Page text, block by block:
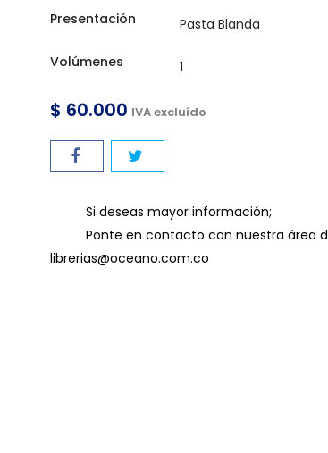
Presentación
Volúmenes
$ 60.000 IVA excluído
Si deseas mayor información;
Ponte en contacto con nuestra área
librerias@oceano.com.co